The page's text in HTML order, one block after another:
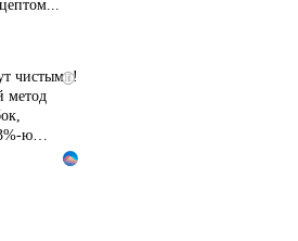
i
чистыми!
метод
ю…
10 раз